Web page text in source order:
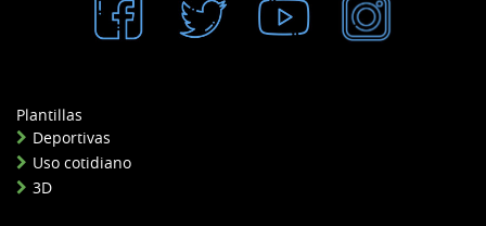
Plantillas
Deportivas
Uso cotidiano
3D